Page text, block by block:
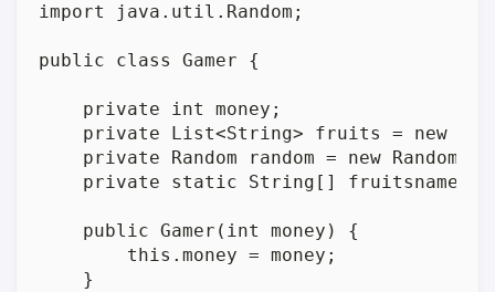
import java.util.Random;
public class Gamer {
    private int money;
private List<String> fruits = new
    private Random random = new Random();
private static String[] fruitsname =
    public Gamer(int money) {
        this.money = money;
    }